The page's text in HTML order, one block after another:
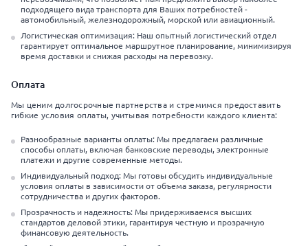
подходящего вида транспорта для Ваших потребностей -
автомобильный, железнодорожный, морской или авиационный.
Логистическая оптимизация: Наш опытный логистический отдел
гарантирует оптимальное маршрутное планирование, минимизируя
время доставки и снижая расходы на перевозку.
Оплата
Мы ценим долгосрочные партнерства и стремимся предоставить
гибкие условия оплаты, учитывая потребности каждого клиента:
Разнообразные варианты оплаты: Мы предлагаем различные
способы оплаты, включая банковские переводы, электронные
платежи и другие современные методы.
Индивидуальный подход: Мы готовы обсудить индивидуальные
условия оплаты в зависимости от объема заказа, регулярности
сотрудничества и других факторов.
Прозрачность и надежность: Мы придерживаемся высших
стандартов деловой этики, гарантируя честную и прозрачную
финансовую деятельность.